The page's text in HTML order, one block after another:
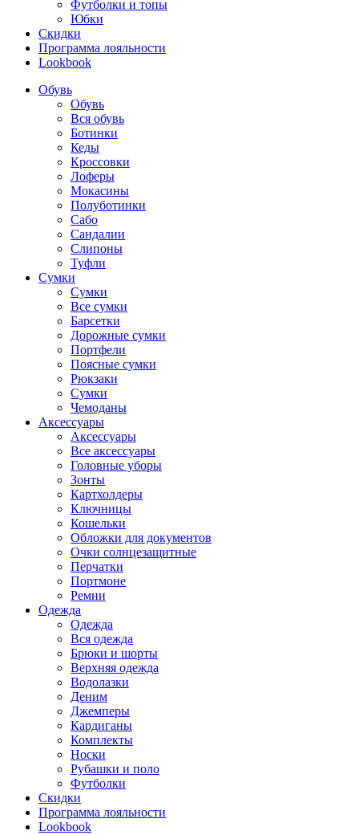
Футболки и топы
Юбки
Скидки
Программа лояльности
Lookbook
Обувь
Обувь
Вся обувь
Ботинки
Кеды
Кроссовки
Лоферы
Мокасины
Полуботинки
Сабо
Сандалии
Слипоны
Туфли
Сумки
Сумки
Все сумки
Барсетки
Дорожные сумки
Портфели
Поясные сумки
Рюкзаки
Сумки
Чемоданы
Аксессуары
Аксессуары
Все аксессуары
Головные уборы
Зонты
Картхолдеры
Ключницы
Кошельки
Обложки для документов
Очки солнцезащитные
Перчатки
Портмоне
Ремни
Одежда
Одежда
Вся одежда
Брюки и шорты
Верхняя одежда
Водолазки
Деним
Джемперы
Кардиганы
Комплекты
Носки
Рубашки и поло
Футболки
Скидки
Программа лояльности
Lookbook